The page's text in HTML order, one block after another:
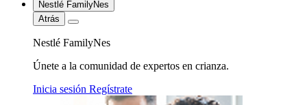
Nestlé FamilyNes
Atrás
Nestlé FamilyNes
Únete a la comunidad de expertos en crianza.
Inicia sesión Regístrate